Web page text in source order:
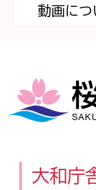
動画につ
大和庁